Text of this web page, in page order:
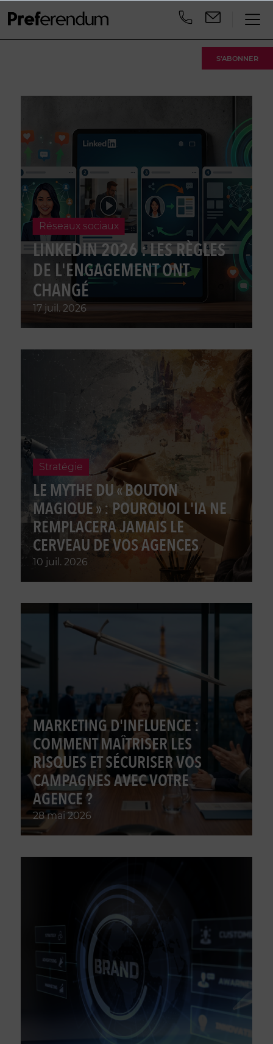
S'ABONNER
réseaux sociaux
LINKEDIN 2026 : LES RÈGLES
DE L'ENGAGEMENT ONT
CHANGÉ
17 juil. 2026
Stratégie
LE MYTHE DU « BOUTON
MAGIQUE » : POURQUOI L'IA NE
REMPLACERA JAMAIS LE
CERVEAU DE VOS AGENCES
10 juil. 2026
MARKETING D'INFLUENCE :
COMMENT MAÎTRISER LES
RISQUES ET SÉCURISER VOS
CAMPAGNES AVEC VOTRE
AGENCE ?
28 mai 2026